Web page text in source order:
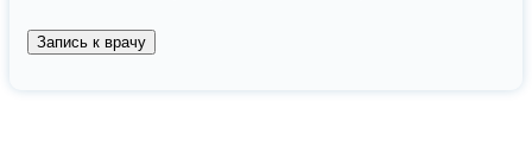
Запись к врачу